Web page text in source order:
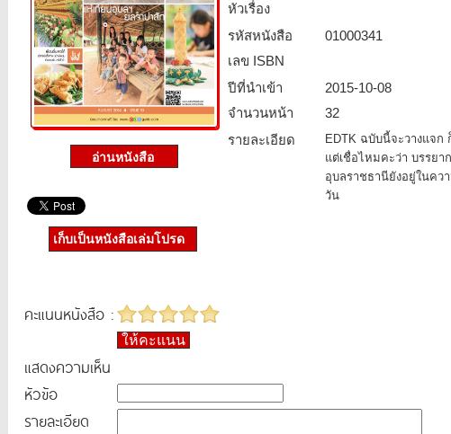
หัวเรื่อง
รหัสหนังสือ­
01000341
เลข ISBN
ปีที่นำเข้า
2015-10-08
จำนวนหน้า
32
รายละเอียด
EDTK ฉบับนี้จะวางแจก
แต่เชื่อไหมคะว่า บรรย
อุบลราชธานียังอยู่ในคว
วัน
เก็บเป็นหนังสือเล่มโปรด
คะแนนหนังสือ :
ให้คะแนน
แสดงความเห็น
หัวข้อ
รายละเอียด